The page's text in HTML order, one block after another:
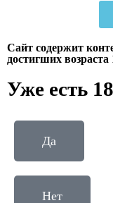
Сайт содержит
достигших возраста
Уже есть
Да
Нет